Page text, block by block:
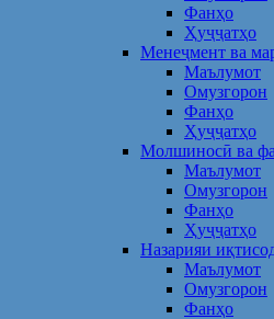
Фанҳо
Ҳуҷҷатҳо
Менеҷмент ва
Маълумот
Омузгорон
Фанҳо
Ҳуҷҷатҳо
Молшиносӣ ва
Маълумот
Омузгорон
Фанҳо
Ҳуҷҷатҳо
Назарияи
Маълумот
Омузгорон
Фанҳо